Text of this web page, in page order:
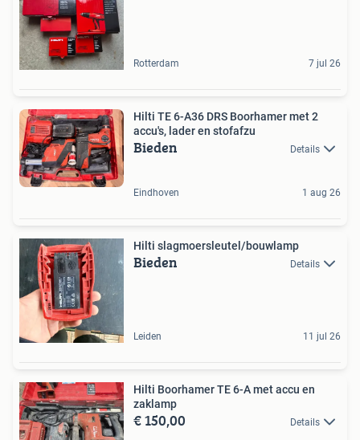
Rotterdam 7 jul 26
Hilti TE 6-A36 DRS Boorhamer met 2
accu's, lader en stofafzu
Bieden Details
Eindhoven 1 aug 26
Hilti slagmoersleutel/bouwlamp
Bieden Details
Leiden 11 jul 26
Hilti Boorhamer TE 6-A met accu en
zaklamp
€ 150,00 Details